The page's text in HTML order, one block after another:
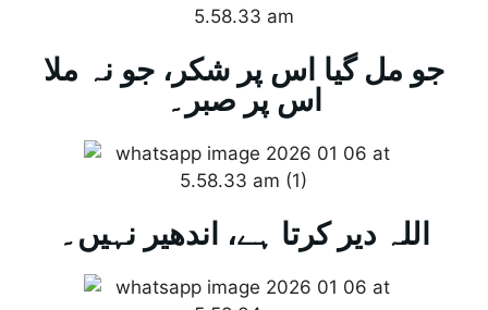
جو مل گیا اس پر شکر، جو نہ ملا
اس پر صبر۔
اللہ دیر کرتا ہے، اندھیر نہیں۔